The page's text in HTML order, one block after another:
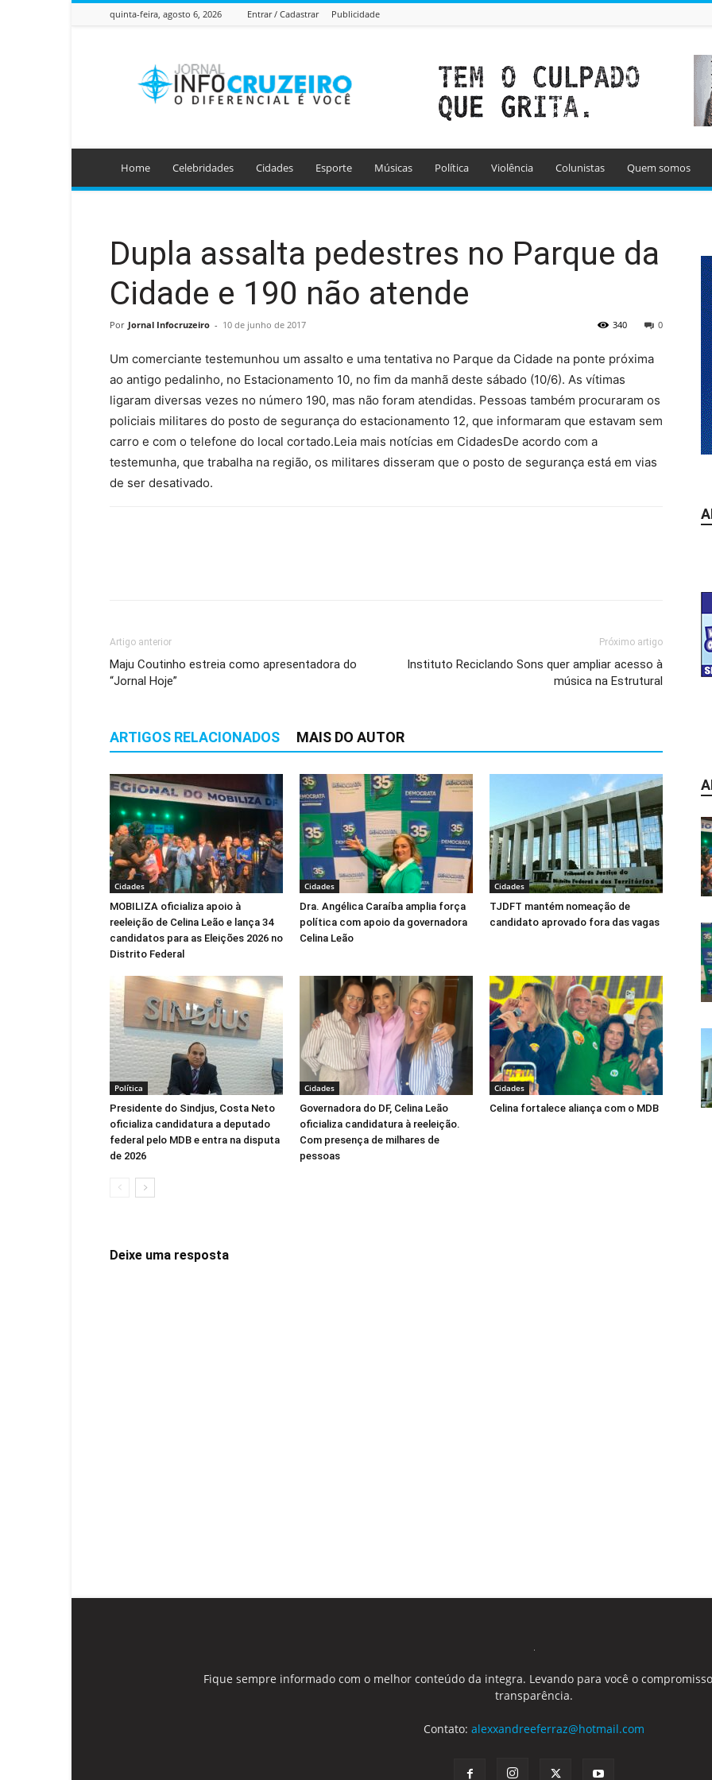
quinta-feira, agosto 6, 2026 Entrar / Cadastrar Publicidade
Info
Cruzeiro
Home Celebridades Cidades Esporte Músicas Política Violência Colunistas Quem somos
Dupla assalta pedestres no Parque da
Cidade e 190 não atende
Por Jornal Infocruzeiro - 10 de junho de 2017 0
340
Um comerciante testemunhou um assalto e uma tentativa no Parque da Cidade na ponte próxima
ao antigo pedalinho, no Estacionamento 10, no fim da manhã deste sábado (10/6). As vítimas
ligaram diversas vezes no número 190, mas não foram atendidas. Pessoas também procuraram os
policiais militares do posto de segurança do estacionamento 12, que informaram que estavam sem
carro e com o telefone do local cortado.Leia mais notícias em CidadesDe acordo com a
testemunha, que trabalha na região, os militares disseram que o posto de segurança está em vias
de ser desativado.
Artigo anterior
Maju Coutinho estreia como apresentadora do
“Jornal Hoje”
Próximo artigo
Instituto Reciclando Sons quer ampliar acesso à
música na Estrutural
ARTIGOS RELACIONADOS MAIS DO AUTOR
Cidades
MOBILIZA oficializa apoio à
reeleição de Celina Leão e lança 34
candidatos para as Eleições 2026 no
Distrito Federal
Cidades
Dra. Angélica Caraíba amplia força
política com apoio da governadora
Celina Leão
Cidades
TJDFT mantém nomeação de
candidato aprovado fora das vagas
Política
Presidente do Sindjus, Costa Neto
oficializa candidatura a deputado
federal pelo MDB e entra na disputa
de 2026
Cidades
Governadora do DF, Celina Leão
oficializa candidatura à reeleição.
Com presença de milhares de
pessoas
Cidades
Celina fortalece aliança com o MDB
Deixe uma resposta
Fique sempre informado com o melhor conteúdo da integra. Levando para você o
transparência.
Contato: alexxandreeferraz@hotmail.com